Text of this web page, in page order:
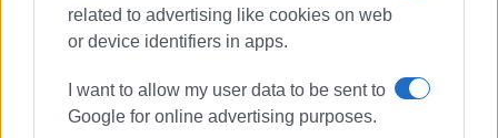
related to advertising like cookies on web
or device identifiers in apps.
I want to allow my user data to be sent to
Google for online advertising purposes.